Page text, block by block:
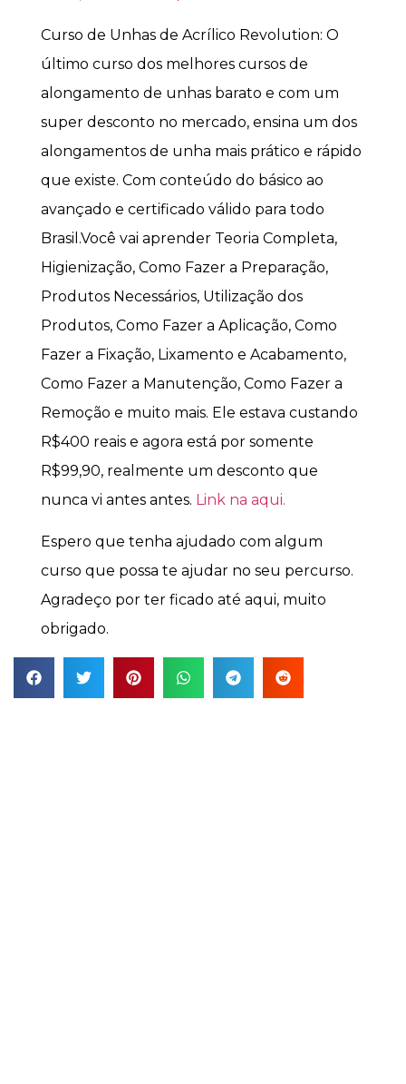
Curso de Unhas de Acrílico Revolution: O
último curso dos melhores cursos de
alongamento de unhas barato e com um
super desconto no mercado, ensina um dos
alongamentos de unha mais prático e rápido
que existe. Com conteúdo do básico ao
avançado e certificado válido para todo
Brasil.Você vai aprender Teoria Completa,
Higienização, Como Fazer a Preparação,
Produtos Necessários, Utilização dos
Produtos, Como Fazer a Aplicação, Como
Fazer a Fixação, Lixamento e Acabamento,
Como Fazer a Manutenção, Como Fazer a
Remoção e muito mais. Ele estava custando
R$400 reais e agora está por somente
R$99,90, realmente um desconto que
nunca vi antes antes. Link na aqui.
Espero que tenha ajudado com algum
curso que possa te ajudar no seu percurso.
Agradeço por ter ficado até aqui, muito
obrigado.